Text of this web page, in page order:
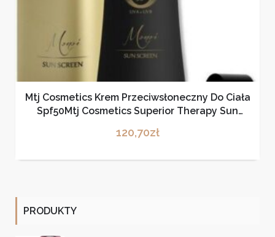
Mtj Cosmetics Krem Przeciwsłoneczny Do Ciała
Spf50Mtj Cosmetics Superior Therapy Sun
200ml
120,70zł
PRODUKTY